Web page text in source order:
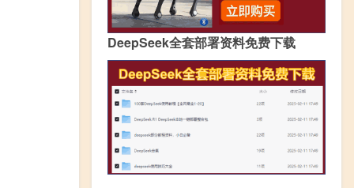
DeepSeek全套部署资料免费下载